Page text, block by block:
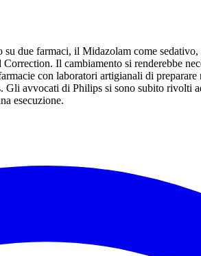
due farmaci, il Midazolam come
Il cambiamento si renderebbe
con laboratori artigianali di
avvocati di Philips si sono subito rivolti
esecuzione.